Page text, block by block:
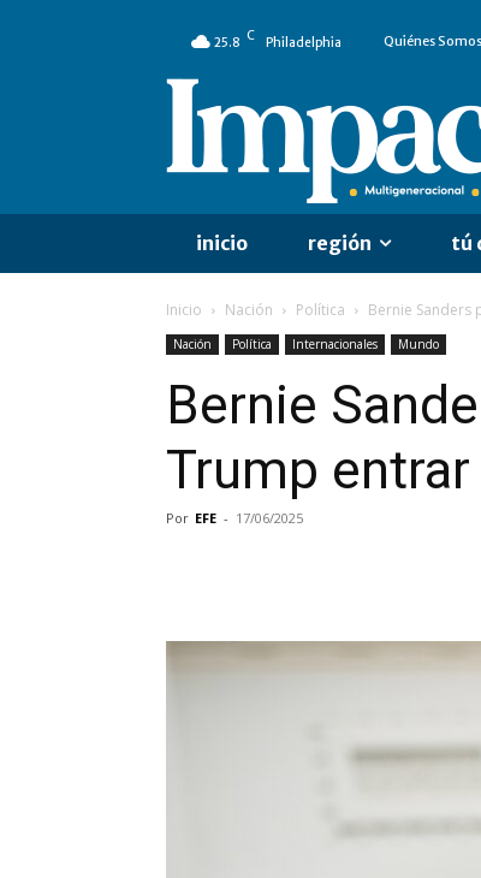
25.8 C Philadelphia Quiénes Somos
inicio región tú
Inicio Nación Política Bernie Sanders
Nación Política Internacionales Mundo
Bernie
Trump
Por EFE - 17/06/2025